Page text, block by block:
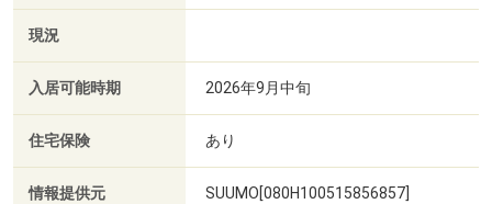
現況
入居可能時期 2026年9月中旬
住宅保険 あり
情報提供元 SUUMO[080H100515856857]